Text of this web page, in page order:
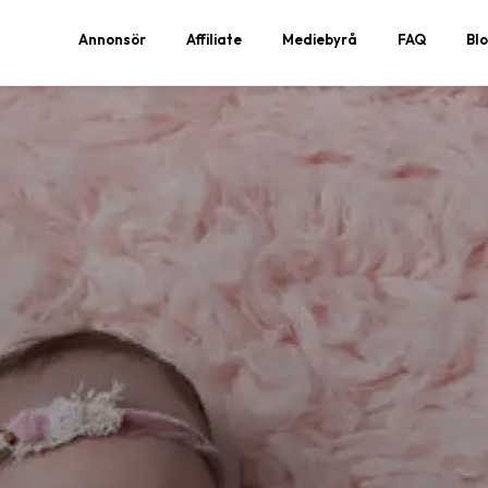
Annonsör Affiliate Mediebyrå FAQ